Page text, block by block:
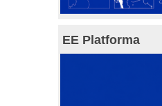
EE Platforma